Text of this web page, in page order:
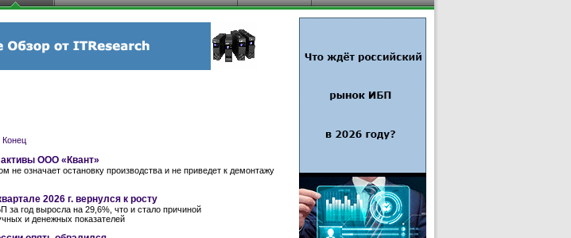
Конец
ООО «Квант»
не означает остановку производства и не приведет к демонтажу
2026 г. вернулся к росту
год выросла на 29,6%, что и стало причиной
и денежных показателей